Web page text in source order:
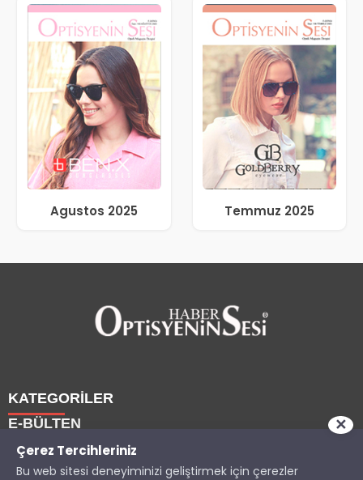
Agustos 2025 Temmuz 2025
KATEGORİLER
Yazarlarımız
E-BÜLTEN
Çerez Tercihleriniz
Bu web sitesi deneyiminizi geliştirmek için çerezler
✕